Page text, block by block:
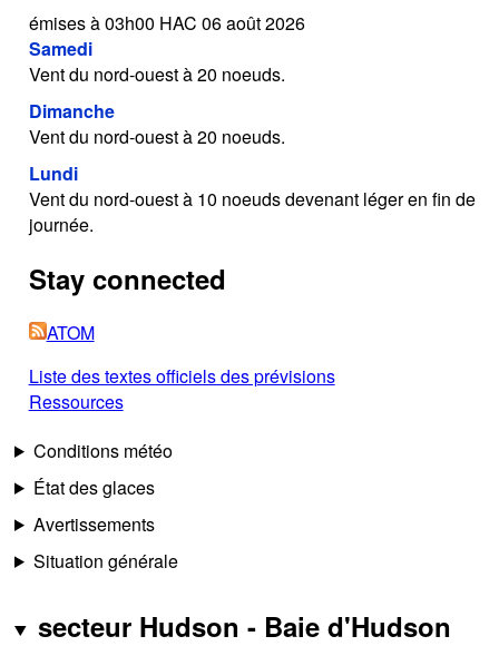
émises à 03h00 HAC 06 août 2026
Samedi
Vent du nord-ouest à 20 noeuds.
Dimanche
Vent du nord-ouest à 20 noeuds.
Lundi
Vent du nord-ouest à 10 noeuds devenant léger en fin de
journée.
Stay connected
ATOM
Liste des textes officiels des prévisions
Ressources
Conditions météo
État des glaces
Avertissements
Situation générale
secteur Hudson - Baie d'Hudson